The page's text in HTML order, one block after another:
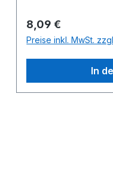
Regulärer Preis:
8,09 €
Preise inkl. MwSt.
In